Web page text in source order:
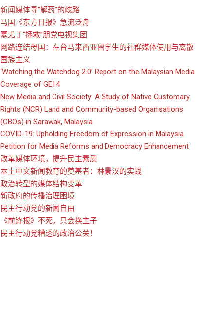
新闻媒体寻“解药”的歧路
马国《东方日报》急流泛舟
慕尤丁“拯救”朋党电视集团
网路连结母国：在台马来西亚留学生的社群媒体使用与离散
国族主义
‘Watching the Watchdog 2.0’ Report on the Malaysian Media
Coverage of GE14
New Media and Civil Society: A Study of Native Customary
Rights (NCR) Land and Community-based Organisations
(CBOs) in Sarawak, Malaysia
COVID-19: Upholding Freedom of Expression in Malaysia
Petition for Media Reforms and Democracy Enhancement
改革媒体环境，提升民主素质
本土中文新闻教育的奠基者：林景汉的实践
政治转型的媒体结构变革
新政府的传播治理困境
民主行动党的新闻自由
《前锋报》不死，只会换主子
民主行动党糟透的政治公关！